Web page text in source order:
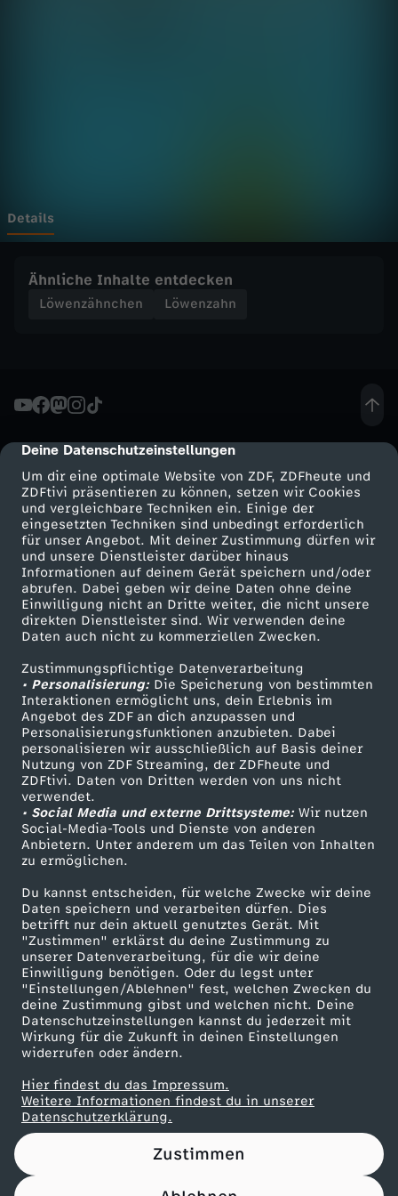
cmp-dialog-description
Deine Datenschutzeinstellungen
Um dir eine optimale Website von ZDF, ZDFheute und
ZDFtivi präsentieren zu können, setzen wir Cookies
und vergleichbare Techniken ein. Einige der
eingesetzten Techniken sind unbedingt erforderlich
für unser Angebot. Mit deiner Zustimmung dürfen wir
und unsere Dienstleister darüber hinaus
Informationen auf deinem Gerät speichern und/oder
abrufen. Dabei geben wir deine Daten ohne deine
Einwilligung nicht an Dritte weiter, die nicht unsere
direkten Dienstleister sind. Wir verwenden deine
Daten auch nicht zu kommerziellen Zwecken.
Zustimmungspflichtige Datenverarbeitung
• Personalisierung:Die Speicherung von bestimmten
Interaktionen ermöglicht uns, dein Erlebnis im
Angebot des ZDF an dich anzupassen und
Personalisierungsfunktionen anzubieten. Dabei
personalisieren wir ausschließlich auf Basis deiner
Nutzung von ZDF Streaming, der ZDFheute und
ZDFtivi. Daten von Dritten werden von uns nicht
verwendet.
• Social Media und externe Drittsysteme:Wir nutzen
Social-Media-Tools und Dienste von anderen
Anbietern. Unter anderem um das Teilen von Inhalten
zu ermöglichen.
Du kannst entscheiden, für welche Zwecke wir deine
Daten speichern und verarbeiten dürfen. Dies
betrifft nur dein aktuell genutztes Gerät. Mit
"Zustimmen" erklärst du deine Zustimmung zu
unserer Datenverarbeitung, für die wir deine
Einwilligung benötigen. Oder du legst unter
"Einstellungen/Ablehnen" fest, welchen Zwecken du
deine Zustimmung gibst und welchen nicht. Deine
Datenschutzeinstellungen kannst du jederzeit mit
Wirkung für die Zukunft in deinen Einstellungen
widerrufen oder ändern.
Hier findest du das Impressum.
Weitere Informationen findest du in unserer
Datenschutzerklärung.
Zustimmen
n
W
s
s
e
r
l
ä
u
f
e
r
L
i
e
d
Details
Ähnliche Inhalte entdecken
Löwenzähnchen Löwenzahn
Mehr ZDF
ZDF-Apps
Smart TV
ZDFtext
Livestreams
Sendungen A-Z
TV-Programm
Service
ZDFmitreden
Kontakt zum ZDF
Tickets
Zuschauerservice
Hilfe
ZDF Unternehmen
Karriere
ZDF goes Schule
Werbefernsehen
Mainzelmännchen
Partner